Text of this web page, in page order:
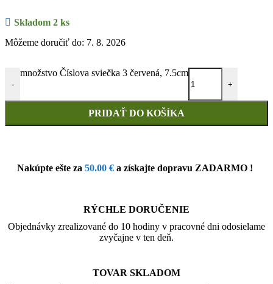
Skladom 2 ks
Môžeme doručiť do: 7. 8. 2026
-
množstvo Číslova sviečka 3 červená, 7.5cm
+
PRIDAŤ DO KOŠÍKA
Nakúpte ešte za 50.00 € a získajte dopravu ZADARMO !
RÝCHLE DORUČENIE
Objednávky zrealizované do 10 hodiny v pracovné dni odosielame
zvyčajne v ten deň.
TOVAR SKLADOM